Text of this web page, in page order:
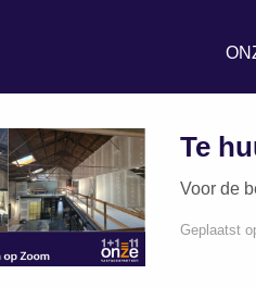
Te
Voor de
Geplaatst